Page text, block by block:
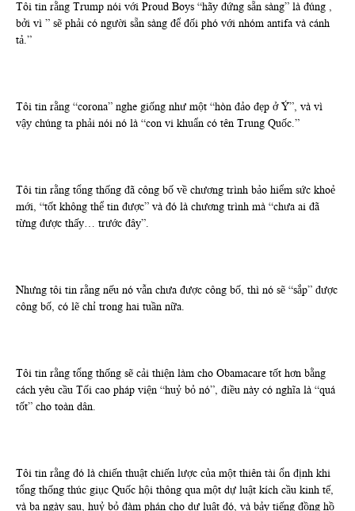
Tôi tin rằng Trump nói với Proud Boys “hãy đứng sẵn sàng” là đúng ,
bởi vì ” sẽ phải có người sẵn sàng để đối phó với nhóm antifa và cánh
tả.”
Tôi tin rằng “corona” nghe giống như một “hòn đảo đẹp ở Ý”, và vì
vậy chúng ta phải nói nó là “con vi khuẩn có tên Trung Quốc.”
Tôi tin rằng tổng thống đã công bố về chương trình bảo hiểm sức khoẻ
mới, “tốt không thể tin được” và đó là chương trình mà “chưa ai đã
từng được thấy… trước đây”.
Nhưng tôi tin rằng nếu nó vẫn chưa được công bố, thì nó sẽ “sắp” được
công bố, có lẽ chỉ trong hai tuần nữa.
Tôi tin rằng tổng thống sẽ cải thiện làm cho Obamacare tốt hơn bằng
cách yêu cầu Tối cao pháp viện “huỷ bỏ nó”, điều này có nghĩa là “quá
tốt” cho toàn dân.
Tôi tin rằng đó là chiến thuật chiến lược của một thiên tài ổn định khi
tổng thống thúc giục Quốc hội thông qua một dự luật kích cầu kinh tế,
và ba ngày sau, huỷ bỏ đàm phán cho dự luật đó, và bảy tiếng đồng hồ